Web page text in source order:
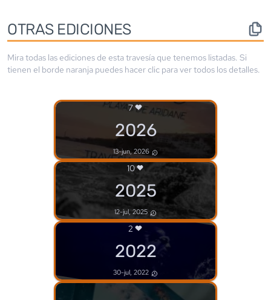
OTRAS EDICIONES
Mira todas las ediciones de esta travesía que tenemos listadas. Si
tienen el borde naranja puedes hacer clic para ver todos los detalles.
7
2026
13-jun, 2026
10
2025
12-jul, 2025
2
2022
30-jul, 2022